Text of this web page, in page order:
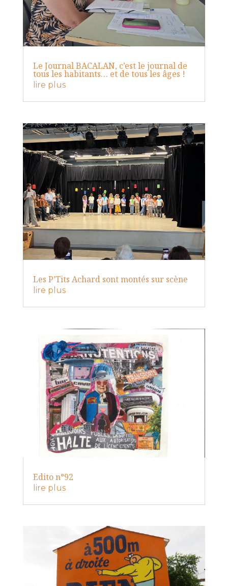
Le Journal BACALAN, c’est le journal de
tous les habitants… et de tous les âges !
lire plus
Les P’Tits Achard sont montés sur scène
lire plus
Edito n°92
lire plus